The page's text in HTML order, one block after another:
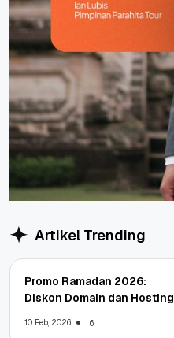
Artikel Trending
Promo Ramadan 2026:
Diskon Domain dan Hosting
10 Feb, 2026 6